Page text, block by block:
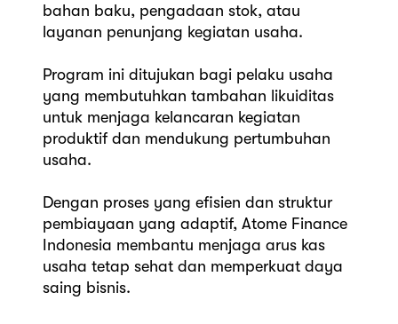
bahan baku, pengadaan stok, atau
layanan penunjang kegiatan usaha.
Program ini ditujukan bagi pelaku usaha
yang membutuhkan tambahan likuiditas
untuk menjaga kelancaran kegiatan
produktif dan mendukung pertumbuhan
usaha.
Dengan proses yang efisien dan struktur
pembiayaan yang adaptif, Atome Finance
Indonesia membantu menjaga arus kas
usaha tetap sehat dan memperkuat daya
saing bisnis.